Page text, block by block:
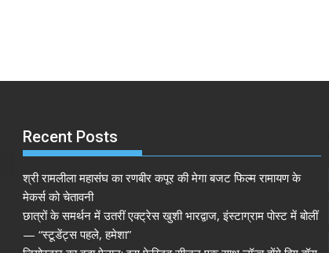
Recent Posts
श्री रामलीला महासंघ का रणबीर कपूर की मेगा बजट फिल्म रामायण के
मेकर्स को चेतावनी
छात्रों के समर्थन में उतरीं एक्ट्रेस खुशी भारद्वाज, इंस्टाग्राम पोस्ट में बोलीं
— “स्टूडेंट्स पहले, हमेशा”